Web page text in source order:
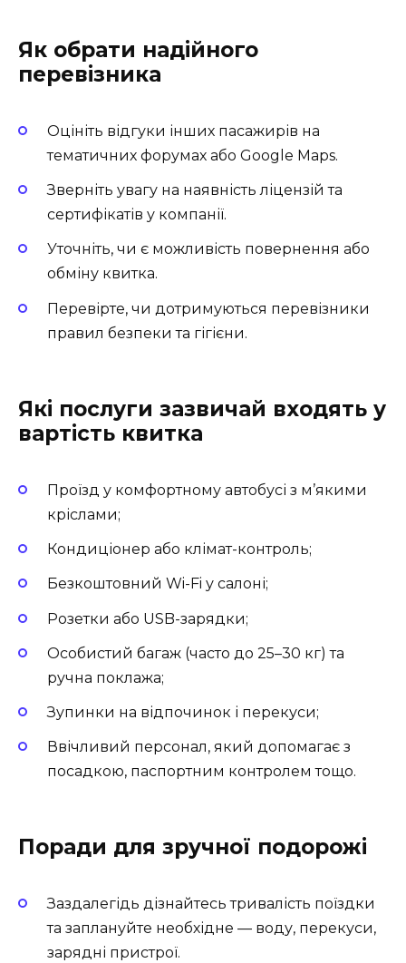
Як обрати надійного
перевізника
Оцініть відгуки інших пасажирів на
тематичних форумах або Google Maps.
Зверніть увагу на наявність ліцензій та
сертифікатів у компанії.
Уточніть, чи є можливість повернення або
обміну квитка.
Перевірте, чи дотримуються перевізники
правил безпеки та гігієни.
Які послуги зазвичай входять у
вартість квитка
Проїзд у комфортному автобусі з м’якими
кріслами;
Кондиціонер або клімат-контроль;
Безкоштовний Wi-Fi у салоні;
Розетки або USB-зарядки;
Особистий багаж (часто до 25–30 кг) та
ручна поклажа;
Зупинки на відпочинок і перекуси;
Ввічливий персонал, який допомагає з
посадкою, паспортним контролем тощо.
Поради для зручної подорожі
Заздалегідь дізнайтесь тривалість поїздки
та заплануйте необхідне — воду, перекуси,
зарядні пристрої.